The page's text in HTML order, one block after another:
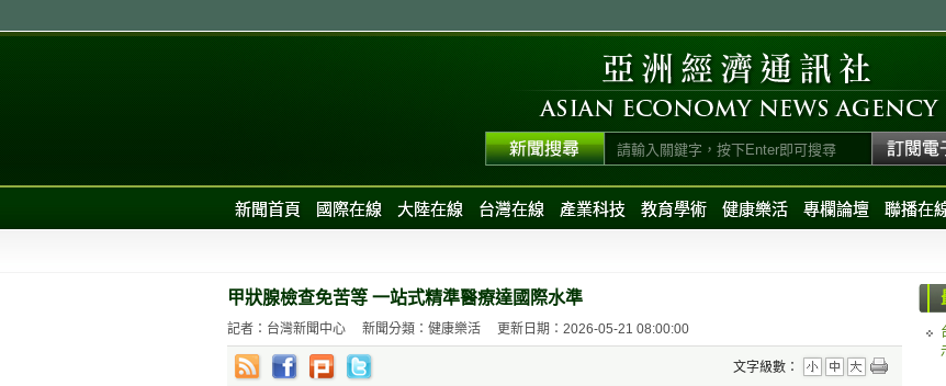
新聞首頁
國際在線 大陸在線 台灣在線 產業科技 教育學術 健康樂活 專欄論壇 聯播在
甲狀腺檢查免苦等 一站式精準醫療達國際水準
記者：台灣新聞中心 新聞分類：健康樂活 更新日期：2026-05-21 08:00:00
文字級數：